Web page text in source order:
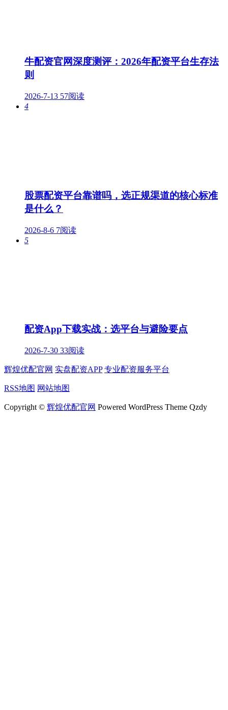
牛配资官网深度测评：2026年配资平台生存法
则
2026-7-13 57阅读
4
股票配资平台靠谱吗，选正规渠道的核心标准
是什么？
2026-8-6 7阅读
5
配资App下载实战：选平台与避险要点
2026-7-30 33阅读
辉煌优配官网 实盘配资APP 专业配资服务平台
RSS地图 网站地图
Copyright © 辉煌优配官网 Powered WordPress Theme Qzdy